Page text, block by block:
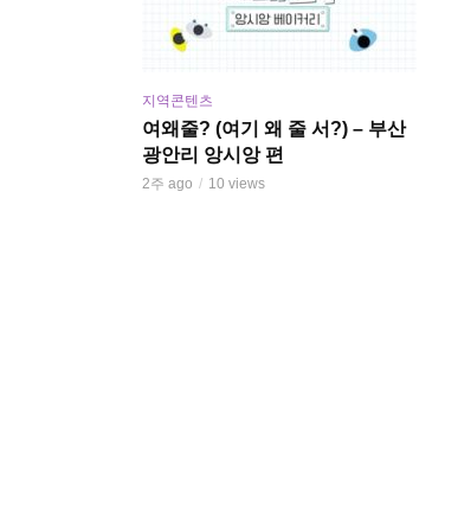
지역콘텐츠
여왜줄? (여기 왜 줄 서?) – 부산
광안리 앙시앙 편
2주 ago 10 views